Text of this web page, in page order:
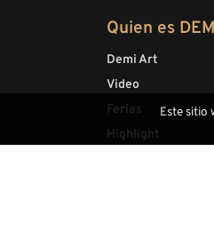
Quien es
Demi Art
Video
Ferias
Highlight
Este sitio